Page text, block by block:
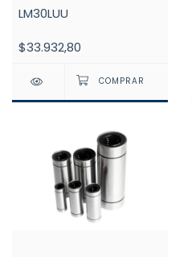
LM30LUU
$33.932,80